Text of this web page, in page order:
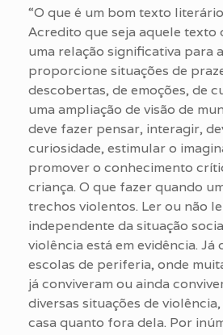
“O que é um bom texto
Acredito que seja aquele texto
uma relação significativa para
proporcione situações de
descobertas, de emoções, de
uma ampliação de visão de
deve fazer pensar, interagir,
curiosidade, estimular o
promover o conhecimento
criança. O que fazer quando
trechos violentos. Ler ou não
independente da situação
violência está em evidência. Já
escolas de periferia, onde
já conviveram ou ainda
diversas situações de
casa quanto fora dela. Por